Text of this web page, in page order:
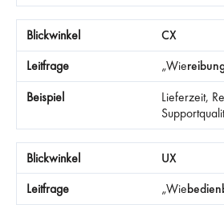
CX
„Wie
Lieferzeit,
UX
„Wie